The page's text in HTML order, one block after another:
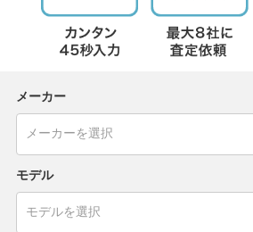
メーカー
モデル